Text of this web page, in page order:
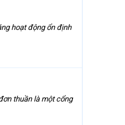
hoạt động ổn định
thuần là một cổng